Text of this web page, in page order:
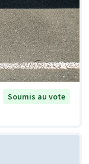
Soumis au vote